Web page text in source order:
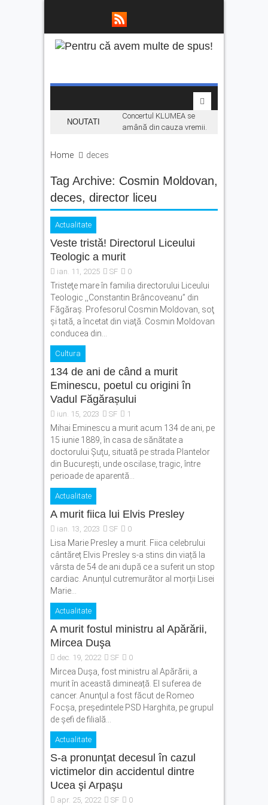
NOUTATI
Concertul KLUMEA se
amână din cauza vremii.
despre făgărășeanul Dinu
Cetatea Făgărașului,
înainte de premiera în
Ce facem în weekend la
Făgăraș? Muzică live, anii
Fonduri europene pentru
tinerii din Făgăraș.
Eveniment dedicat celor care
vor să își transforme ideile
în proiecte
fost promulgată. Ce măsuri
Home deces
Tag Archive: Cosmin Moldovan,
deces, director liceu
Actualitate
Veste tristă! Directorul Liceului
Teologic a murit
ian. 11, 2025 SF 0
Tristeţe mare în familia directorului Liceului
Teologic ,,Constantin Brâncoveanu” din
Făgăraş. Profesorul Cosmin Moldovan, soţ
şi tată, a încetat din viaţă. Cosmin Moldovan
conducea din...
Cultura
134 de ani de când a murit
Eminescu, poetul cu origini în
Vadul Făgărașului
iun. 15, 2023 SF 1
Mihai Eminescu a murit acum 134 de ani, pe
15 iunie 1889, în casa de sănătate a
doctorului Şuţu, situată pe strada Plantelor
din București, unde oscilase, tragic, între
perioade de aparentă...
Actualitate
A murit fiica lui Elvis Presley
ian. 13, 2023 SF 0
Lisa Marie Presley a murit. Fiica celebrului
cântăreț Elvis Presley s-a stins din viață la
vârsta de 54 de ani după ce a suferit un stop
cardiac. Anunțul cutremurător al morții Lisei
Marie...
Actualitate
A murit fostul ministru al Apărării,
Mircea Duşa
dec. 19, 2022 SF 0
Mircea Dușa, fost ministru al Apărării, a
murit în această dimineață. El suferea de
cancer. Anunţul a fost făcut de Romeo
Focşa, preşedintele PSD Harghita, pe grupul
de şefi de filială...
Actualitate
S-a pronunţat decesul în cazul
victimelor din accidentul dintre
Ucea şi Arpaşu
apr. 25, 2022 SF 0